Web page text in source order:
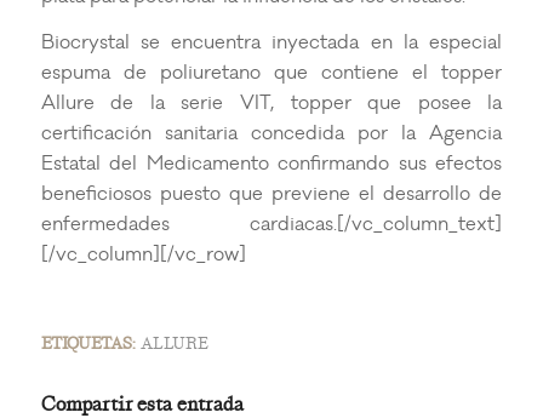
Biocrystal se encuentra inyectada en la especial
espuma de poliuretano que contiene el topper
Allure de la serie VIT, topper que posee la
certificación sanitaria concedida por la Agencia
Estatal del Medicamento confirmando sus efectos
beneficiosos puesto que previene el desarrollo de
enfermedades cardiacas.[/vc_column_text]
[/vc_column][/vc_row]
ETIQUETAS: ALLURE
Compartir esta entrada